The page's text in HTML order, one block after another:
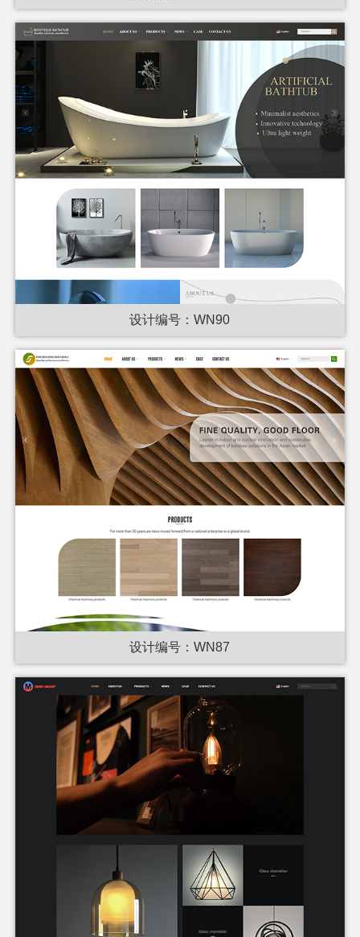
设计编号：WN90
设计编号：WN87